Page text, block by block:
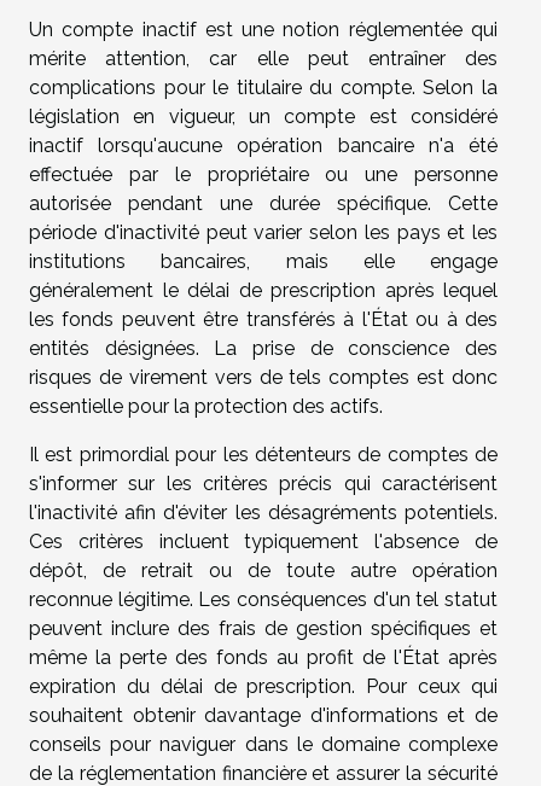
Un compte inactif est une notion réglementée qui
mérite attention, car elle peut entraîner des
complications pour le titulaire du compte. Selon la
législation en vigueur, un compte est considéré
inactif lorsqu'aucune opération bancaire n'a été
effectuée par le propriétaire ou une personne
autorisée pendant une durée spécifique. Cette
période d'inactivité peut varier selon les pays et les
institutions bancaires, mais elle engage
généralement le délai de prescription après lequel
les fonds peuvent être transférés à l'État ou à des
entités désignées. La prise de conscience des
risques de virement vers de tels comptes est donc
essentielle pour la protection des actifs.
Il est primordial pour les détenteurs de comptes de
s'informer sur les critères précis qui caractérisent
l'inactivité afin d'éviter les désagréments potentiels.
Ces critères incluent typiquement l'absence de
dépôt, de retrait ou de toute autre opération
reconnue légitime. Les conséquences d'un tel statut
peuvent inclure des frais de gestion spécifiques et
même la perte des fonds au profit de l'État après
expiration du délai de prescription. Pour ceux qui
souhaitent obtenir davantage d'informations et de
conseils pour naviguer dans le domaine complexe
de la réglementation financière et assurer la sécurité